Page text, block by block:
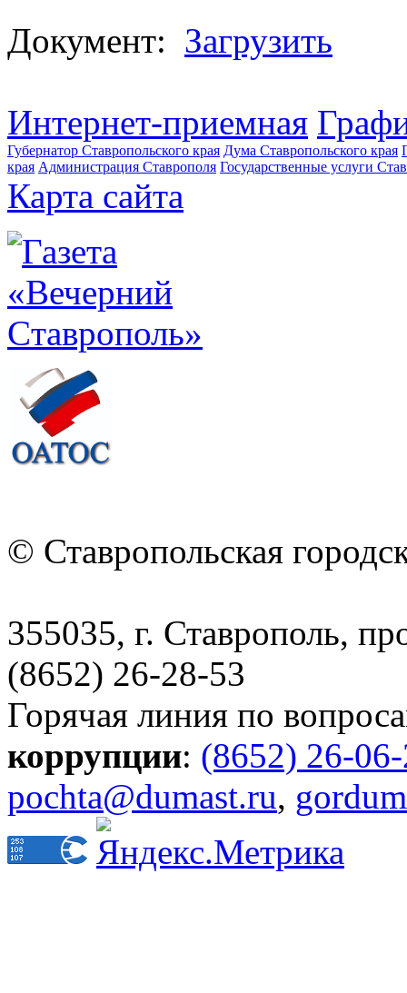
Документ: Загрузить
Интернет-приемная
Губернатор Ставропольского края Дума Ставропольского края
края Администрация Ставрополя Государственные услуги
Карта сайта
© Ставропольская
355035, г. Ставрополь,
(8652) 26-28-53
Горячая линия по
коррупции: (8652) 26-
pochta@dumast.ru,